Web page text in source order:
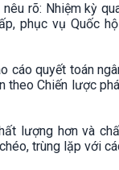
rõ: Nhiệm kỳ
phục vụ Quốc
cáo quyết toán
theo Chiến lược
lượng hơn và
trùng lặp với